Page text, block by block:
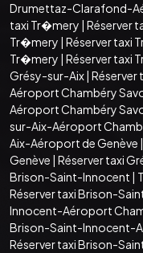
Drumettaz-Clarafond-
taxi Tr�mery | Réserver
Tr�mery | Réserver taxi
Tr�mery | Réserver taxi
Grésy-sur-Aix| Réserver
Aéroport Chambéry
Aéroport Chambéry
sur-Aix-Aéroport
Aix-Aéroport de Genève |
Genève | Réserver taxi
Brison-Saint-Innocent |
Réserver taxi Brison-
Innocent-Aéroport
Brison-Saint-Innocent-
Réserver taxi Brison-